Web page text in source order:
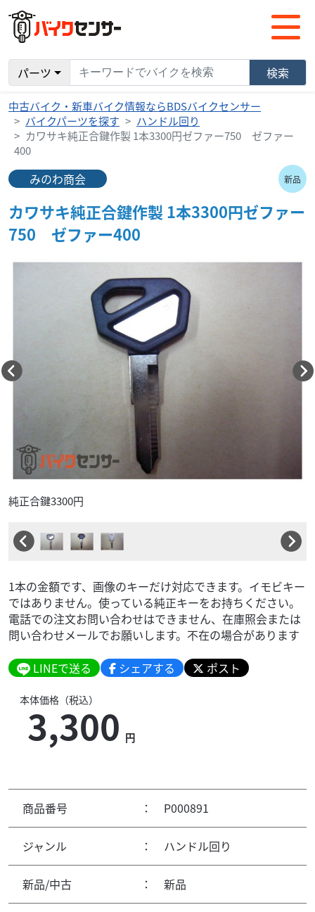
パーツ 検索
中古バイク・新車バイク情報ならBDSバイクセンサー
バイクパーツを探す
ハンドル回り
カワサキ純正合鍵作製 1本3300円ゼファー750 ゼファー
400
みのわ商会
カワサキ純正合鍵作製 1本3300円ゼファー
750 ゼファー400
純正合鍵3300円
1本の金額です、画像のキーだけ対応できます。イモビキー
ではありません。使っている純正キーをお持ちください。
電話での注文お問い合わせはできません、在庫照会または
問い合わせメールでお願いします。不在の場合があります
新品
LINEで送る シェアする ポスト
本体価格（税込）
3,300 円
商品番号 ： P000891
ジャンル ： ハンドル回り
新品/中古 ： 新品